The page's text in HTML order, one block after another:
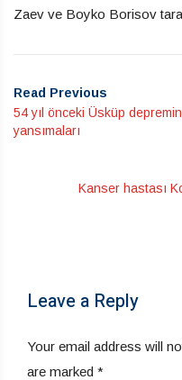
Zaev ve Boyko Borisov
Read Previous
54 yıl önceki Üsküp
yansımaları
Kanser hastası
Leave a Reply
Your email address will
are marked *